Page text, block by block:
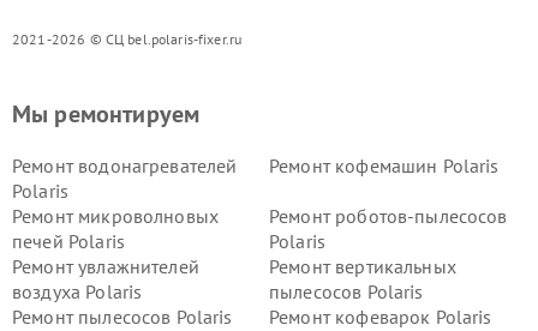
2021-2026 © СЦ bel.polaris-fixer.ru
Мы ремонтируем
Ремонт водонагревателей
Polaris
Ремонт кофемашин Polaris
Ремонт микроволновых
печей Polaris
Ремонт роботов-пылесосов
Polaris
Ремонт увлажнителей
воздуха Polaris
Ремонт вертикальных
пылесосов Polaris
Ремонт пылесосов Polaris
Ремонт кофеварок Polaris